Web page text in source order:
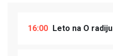
16:00 Leto na O radiju